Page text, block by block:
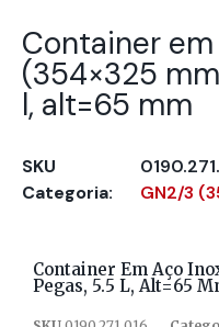
Container
(354×325
l, alt=65 mm
SKU
Categoria:
GN2/3
Container Em Aço
Pegas, 5.5 L, Alt=65